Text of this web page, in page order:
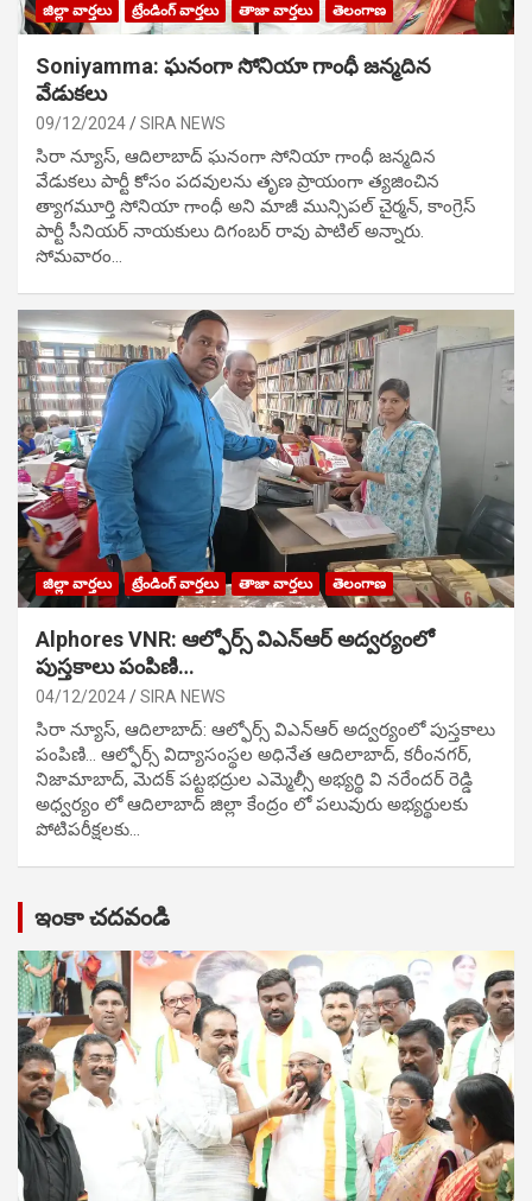
జిల్లా వార్తలు ట్రేండింగ్ వార్తలు తాజా వార్తలు తెలంగాణ
Soniyamma: ఘ‌నంగా సోనియా గాంధీ జ‌న్మ‌దిన
వేడుక‌లు
09/12/2024 SIRA NEWS
సిరా న్యూస్, ఆదిలాబాద్ ఘ‌నంగా సోనియా గాంధీ జ‌న్మ‌దిన
వేడుక‌లు పార్టీ కోసం ప‌ద‌వుల‌ను తృణ ప్రాయంగా త్య‌జించిన
త్యాగమూర్తి సోనియా గాంధీ అని మాజీ మున్సిప‌ల్ చైర్మ‌న్, కాంగ్రెస్
పార్టీ సీనియ‌ర్ నాయ‌కులు దిగంబ‌ర్ రావు పాటిల్ అన్నారు.
సోమవారం…
జిల్లా వార్తలు ట్రేండింగ్ వార్తలు తాజా వార్తలు తెలంగాణ
Alphores VNR: ఆల్ఫోర్స్ విఎన్ఆర్ అద్వర్యంలో
పుస్తకాలు పంపిణి…
04/12/2024 SIRA NEWS
సిరా న్యూస్, ఆదిలాబాద్: ఆల్ఫోర్స్ విఎన్ఆర్ అద్వర్యంలో పుస్తకాలు
పంపిణి… ఆల్ఫోర్స్ విద్యాసంస్థల అధినేత ఆదిలాబాద్, కరీంనగర్,
నిజామాబాద్, మెదక్ పట్టభద్రుల ఎమ్మెల్సీ అభ్యర్థి వి నరేందర్ రెడ్డి
అధ్వర్యం లో ఆదిలాబాద్ జిల్లా కేంద్రం లో పలువురు అభ్యర్థులకు
పోటిప‌రీక్ష‌ల‌కు…
ఇంకా చదవండి